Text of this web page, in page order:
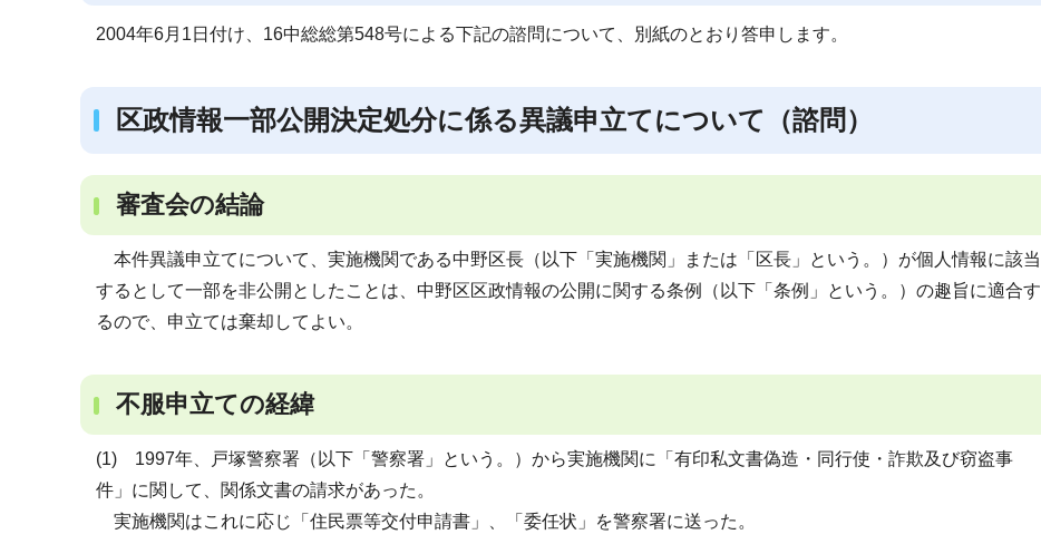
2004年6月1日付け、16中総総第548号による下記の諮問について、別紙のとおり答申します。
区政情報一部公開決定処分に係る異議申立てについて（諮問）
審査会の結論
本件異議申立てについて、実施機関である中野区長（以下「実施機関」または「区長」という。）が個人情報に該当
するとして一部を非公開としたことは、中野区区政情報の公開に関する条例（以下「条例」という。）の趣旨に適合す
るので、申立ては棄却してよい。
不服申立ての経緯
(1) 1997年、戸塚警察署（以下「警察署」という。）から実施機関に「有印私文書偽造・同行使・詐欺及び窃盗事
件」に関して、関係文書の請求があった。
実施機関はこれに応じ「住民票等交付申請書」、「委任状」を警察署に送った。